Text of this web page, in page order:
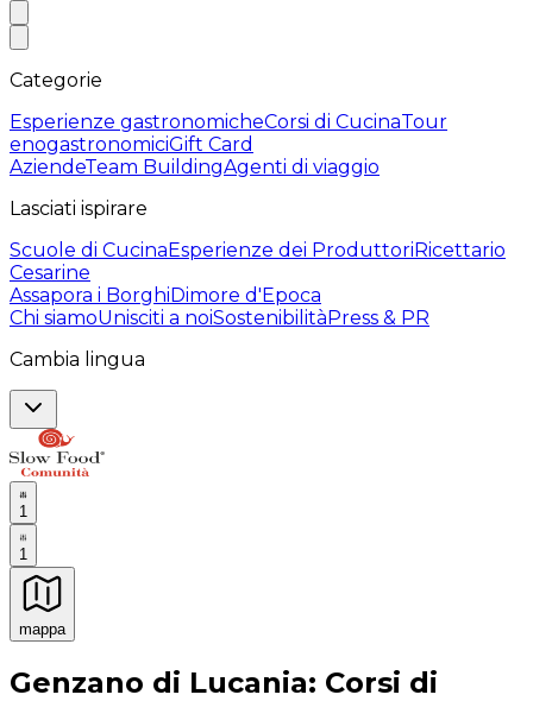
Categorie
Esperienze gastronomicheCorsi di CucinaTour
enogastronomiciGift Card
AziendeTeam BuildingAgenti di viaggio
Lasciati ispirare
Scuole di CucinaEsperienze dei ProduttoriRicettario
Cesarine
Assapora i BorghiDimore d'Epoca
Chi siamoUnisciti a noiSostenibilitàPress & PR
Cambia lingua
1
1
mappa
Esperienze culinarie indimenticabili: Esperienze
Genzano di Lucania: Corsi di